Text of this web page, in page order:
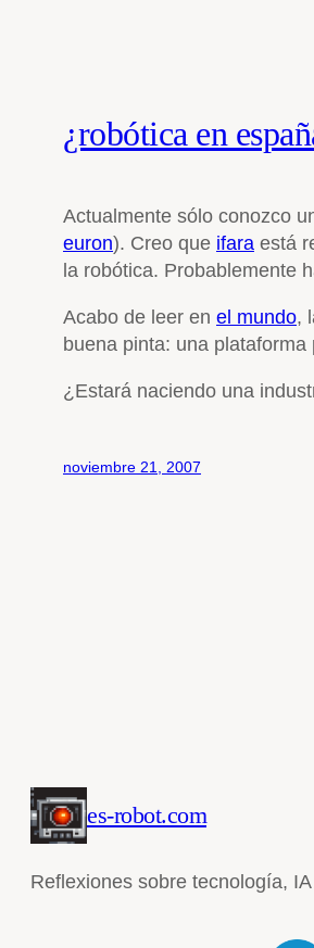
¿robótica en
Actualmente sólo conozco
euron). Creo que ifara está
la robótica. Probablemente
Acabo de leer en el mundo,
buena pinta: una
¿Estará naciendo una
noviembre 21, 2007
es-robot.com
Reflexiones sobre tecnología,